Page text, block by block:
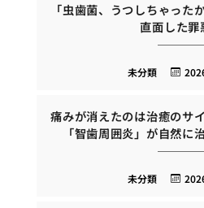
「虫歯菌、うつしちゃった
直面した罪
未分類
痛みが消えたのは治癒のサ
「智歯周囲炎」が自然に
未分類